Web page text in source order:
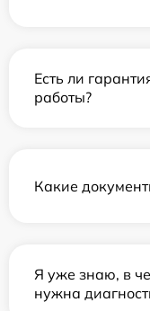
Есть ли
работы?
Какие
Я уже знаю, в
нужна